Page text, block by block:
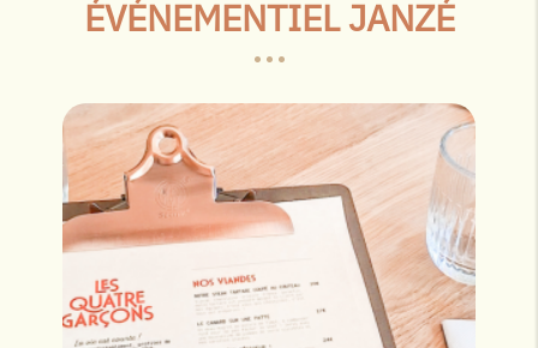
ÉVÉNEMENTIEL JANZÉ